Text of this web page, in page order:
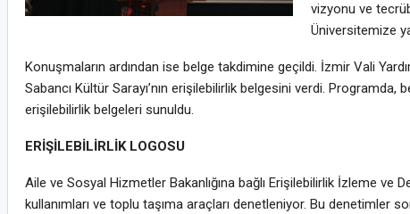
vizyonu ve
Üniversitemize
Konuşmaların ardından ise belge takdimine geçildi. İzmir Vali
Sabancı Kültür Sarayı’nın erişilebilirlik belgesini verdi.
erişilebilirlik belgeleri sunuldu.
ERİŞİLEBİLİRLİK LOGOSU
Aile ve Sosyal Hizmetler Bakanlığına bağlı Erişilebilirlik İzleme ve
kullanımları ve toplu taşıma araçları denetleniyor. Bu denetimler